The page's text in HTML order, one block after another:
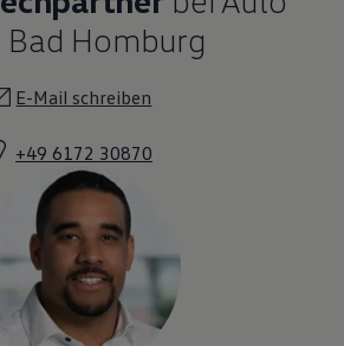
Bad Homburg
E-Mail schreiben
+49 6172 30870